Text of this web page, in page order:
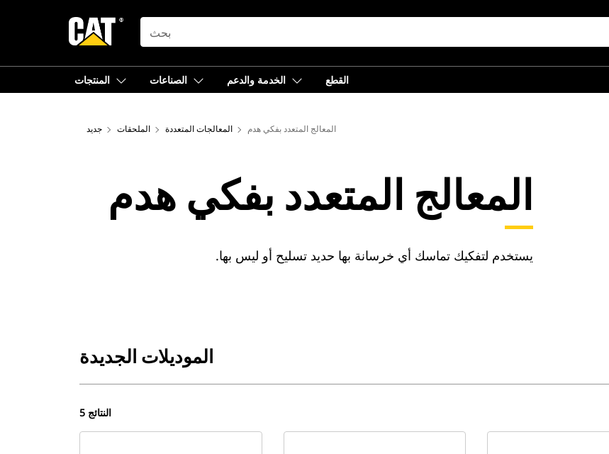
SEARCH
المنتجات الصناعات الخدمة والدعم القطع
جديد الملحقات المعالجات المتعددة المعالج المتعدد بفكي هدم
المعالج المتعدد بفكي هدم
يستخدم لتفكيك تماسك أي خرسانة بها حديد تسليح أو ليس بها.
الموديلات الجديدة
5 النتائج